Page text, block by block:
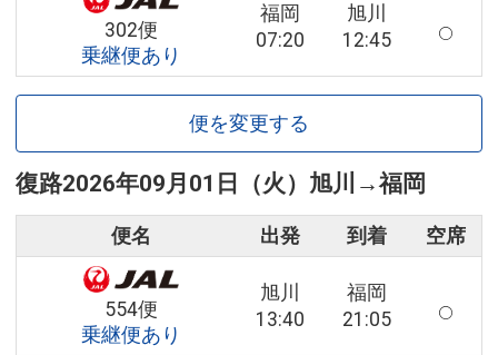
302便
乗継便あり
福岡
07:20
旭川
12:45
便を変更する
復路2026年09月01日（火） 旭川 →福岡
便名 出発 到着 空席
554便
乗継便あり
旭川
13:40
福岡
21:05